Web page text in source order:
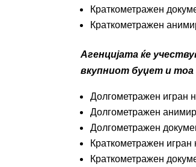
Краткометражен
Краткометражен
Агенцијата ќе
вкупниот буџет и тоа
Долгометражен игран
Долгометражен
Долгометражен
Краткометражен
Краткометражен